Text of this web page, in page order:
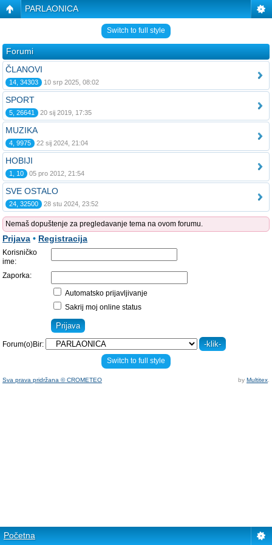
PARLAONICA
Switch to full style
Forumi
ČLANOVI
14, 34303 10 srp 2025, 08:02
SPORT
5, 26641 20 sij 2019, 17:35
MUZIKA
4, 9975 22 sij 2024, 21:04
HOBIJI
1, 10 05 pro 2012, 21:54
SVE OSTALO
24, 32500 28 stu 2024, 23:52
Nemaš dopuštenje za pregledavanje tema na ovom forumu.
Prijava • Registracija
Korisničko
ime:
Zaporka:
Automatsko prijavljivanje
Sakrij moj online status
Forum(o)Bir:
Switch to full style
Sva prava pridržana © CROMETEO by Multitex
Početna